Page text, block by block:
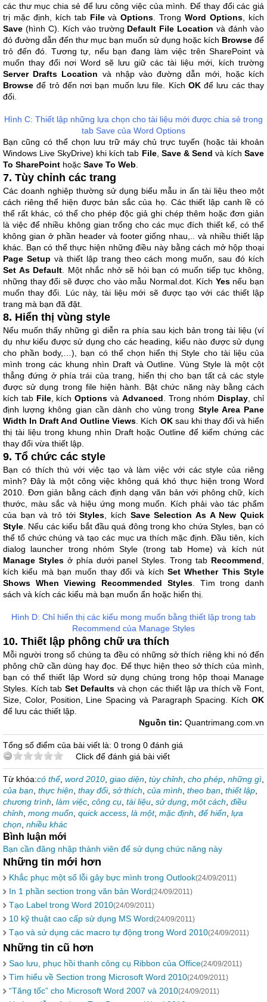
các thư mục chia sẻ để lưu công việc của mình. Để thay đổi các giá
trị mặc định, kích tab FilevàOptions . TrongWord Options , kích
Save (hình C). Kích vào trường Default File Location và đánh vào
đó đường dẫn đến thư mục bạn muốn sử dụng hoặc kích Browse để
trỏ đến đó. Tương tự, nếu bạn đang làm việc trên SharePoint và
muốn thay đổi nơi Word sẽ lưu giữ các tài liệu mới, kích trường
Server Drafts Location và nhập vào đường dẫn mới, hoặc kích
Browse để trỏ đến nơi bạn muốn lưu file. Kích OKđể lưu các thay
đổi.
Hình C: Thiết lập những lựa chọn cho tài liệu mới được chia sẻ trong
tab Save của Word Options
Bạn cũng có thể chọn lưu trữ máy chủ trực tuyến (hoặc tài khoản
Windows Live SkyDrive) khi kích tab File, Save & Send và kíchSave
To SharePoint hoặc Save To Web
7. Tùy chỉnh các trang
Các doanh nghiệp thường sử dụng biểu mẫu in ấn tài liệu theo một
cách riêng thể hiện được bản sắc của họ. Các thiết lập canh lề có
thể rất khác, có thể cho phép độc giả ghi chép thêm hoặc đơn giản
là việc để nhiều không gian trống cho các mục đích thiết kế, có thể
không gian ở phần header và footer giống nhau,.. và nhiều thiết lập
khác. Bạn có thể thực hiện những điều này bằng cách mở hộp thoại
Page Setup và thiết lập trang theo cách mong muốn, sau đó kích
Set As Default . Một nhắc nhở sẽ hỏi bạn có muốn tiếp tục không,
những thay đổi sẽ được cho vào mẫu Normal.dot. Kích Yesnếu bạn
muốn thay đổi. Lúc này, tài liệu mới sẽ được tạo với các thiết lập
trang mà bạn đã đặt.
8. Hiển thị vùng style
Nếu muốn thấy những gì diễn ra phía sau kịch bản trong tài liệu (ví
dụ như kiểu được sử dụng cho các heading, kiểu nào được sử dụng
cho phần body,…), bạn có thể chọn hiển thị Style cho tài liệu của
mình trong các khung nhìn Draft và Outline. Vùng Style là một cột
thẳng đứng ở phía trái của trang, hiển thị cho bạn tất cả các style
được sử dụng trong file hiện hành. Bật chức năng này bằng cách
kích tab File, kíchOptions và Advanced . Trong nhóm Display , chỉ
định lượng không gian cần dành cho vùng trong Style Area Pane
Width In Draft And Outline Views . Kích OKsau khi thay đổi và hiển
thị tài liệu trong khung nhìn Draft hoặc Outline để kiểm chứng các
thay đổi vừa thiết lập.
9. Tổ chức các style
Bạn có thích thú với việc tạo và làm việc với các style của riêng
mình? Đây là một công việc không quá khó thực hiện trong Word
2010. Đơn giản bằng cách định dạng văn bản với phông chữ, kích
thước, màu sắc và hiệu ứng mong muốn. Kích phải vào tác phẩm
của bạn và trỏ tớiStyles , kích Save Selection As A New Quick
Style . Nếu các kiểu bắt đầu quá đông trong kho chứa Styles, bạn có
thể tổ chức chúng và tạo các mục ưa thích mặc định. Đầu tiên, kích
dialog launcher trong nhóm Style (trong tab Home) và kích nút
Manage Stylesở phía dưới panel Styles. Trong tab Recommend
kích kiểu mà bạn muốn thay đổi và kích Set Whether This Style
Shows When Viewing Recommended Styles. Tìm trong danh
sách và kích các kiểu mà bạn muốn ẩn hoặc hiển thị.
Hình D: Chỉ hiển thị các kiểu mong muốn bằng thiết lập trong tab
Recommend của Manage Styles
10. Thiết lập phông chữ ưa thích
Mỗi người trong số chúng ta đều có những sở thích riêng khi nó đến
phông chữ cần dùng hay đọc. Để thực hiện theo sở thích của mình,
bạn có thể thiết lập Word sử dụng chúng trong hộp thoại Manage
Styles. Kích tab Set Defaults và chọn các thiết lập ưa thích về Font,
Size, Color, Position, Line Spacing và Paragraph Spacing. Kích OK
để lưu các thiết lập.
Nguồn tin: Quantrimang.com.vn
Tổng số điểm của bài viết là: 0 trong 0 đánh giá
Click để đánh giá bài viết
Từ khóa:có thể, word 2010 giao diện tùy chỉnh cho phép những gì
của bạn thực hiện thay đổi, sở thích của mình theo bạn thiết lập
chương trình làm việc công cụ tài liệu sử dụng một cách điều
chỉnh mong muốn quick access là một, mặc định để hiển lựa
chọn nhiều khác
Bình luận mới
Bạn cần đăng nhập thành viên để sử dụng chức năng này
Những tin mới hơn
Khắc phục một số lỗi gây bực mình trong Outlook(24/09/2011)
In 1 phần section trong văn bản Word(24/09/2011)
Tạo Label trong Word 2010(24/09/2011)
10 kỹ thuật cao cấp sử dụng MS Word(24/09/2011)
Tạo và sử dụng các macro tự động trong Word 2010(24/09/2011)
Những tin cũ hơn
Sao lưu, phục hồi thanh công cụ Ribbon của Office(24/09/2011)
Tìm hiểu về Section trong Microsoft Word 2010(24/09/2011)
“Tăng tốc” cho Microsoft Word 2007 và 2010(24/09/2011)